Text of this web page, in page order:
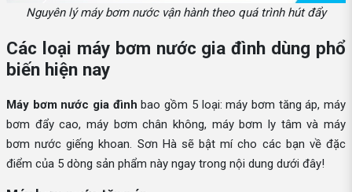
Nguyên lý máy bơm nước vận hành theo quá trình hút đẩy
Các loại máy bơm nước gia đình dùng phổ
biến hiện nay
Máy bơm nước gia đình bao gồm 5 loại: máy bơm tăng áp, máy
bơm đẩy cao, máy bơm chân không, máy bơm ly tâm và máy
bơm nước giếng khoan. Sơn Hà sẽ bật mí cho các bạn về đặc
điểm của 5 dòng sản phẩm này ngay trong nội dung dưới đây!